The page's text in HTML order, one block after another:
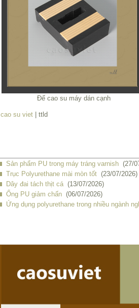
Đế cao su máy dán cạnh
cao su viet | ttld
Sản phẩm PU trong máy tráng varnish (27/
Trục Polyurethane mài mòn tốt (23/07/2026)
Dây đai tách thịt cá (13/07/2026)
Ống PU giảm chấn (06/07/2026)
Ứng dụng polyurethane trong nhiều ngành